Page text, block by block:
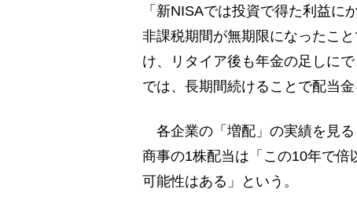
「新NISAでは投資で得た利益
非課税期間が無期限になったこ
け、リタイア後も年金の足しに
では、長期間続けることで配当
各企業の「増配」の実績を見
商事の1株配当は「この10年で倍
可能性はある」という。